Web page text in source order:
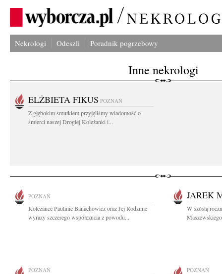
Nekrologi Odeszli Poradnik pogrzebowy
Inne nekrologi
ELŻBIETA FIKUS POZNAŃ
Z głębokim smutkiem przyjęliśmy wiadomość o
śmierci naszej Drogiej Koleżanki i...
POZNAŃ
Koleżance Paulinie Banachowicz oraz Jej Rodzinie
wyrazy szczerego współczucia z powodu...
JAREK
W szóstą
POZNAŃ POZNAŃ